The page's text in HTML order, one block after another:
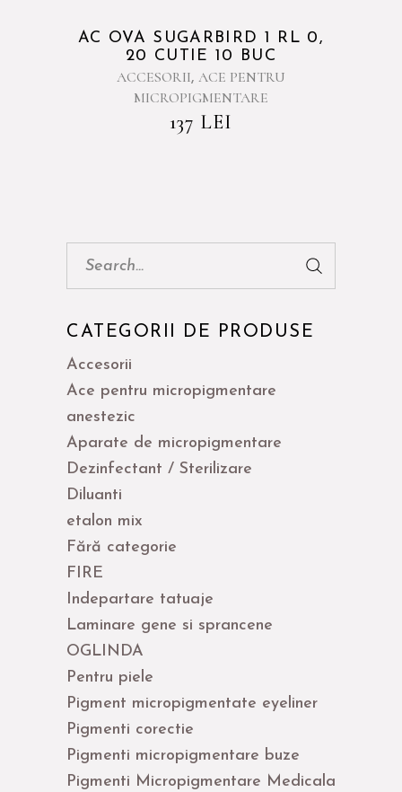
AC OVA SUGARBIRD 1 RL 0,
20 CUTIE 10 BUC
ACCESORII, ACE PENTRU
MICROPIGMENTARE
137 LEI
CATEGORII DE PRODUSE
Accesorii
Ace pentru micropigmentare
anestezic
Aparate de micropigmentare
Dezinfectant / Sterilizare
Diluanti
etalon mix
Fără categorie
FIRE
Indepartare tatuaje
Laminare gene si sprancene
OGLINDA
Pentru piele
Pigment micropigmentate eyeliner
Pigmenti corectie
Pigmenti micropigmentare buze
Pigmenti Micropigmentare Medicala